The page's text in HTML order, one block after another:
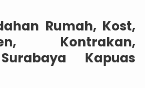
Rumah, Kost,
Kontrakan,
Kapuas